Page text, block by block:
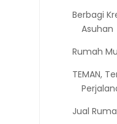
Berbagi
Asuhan
Rumah
TEMAN,
Jual